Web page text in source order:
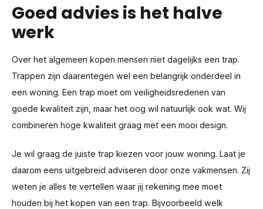
Goed advies is het halve
werk
Over het algemeen kopen mensen niet dagelijks een trap.
Trappen zijn daarentegen wel een belangrijk onderdeel in
een woning. Een trap moet om veiligheidsredenen van
goede kwaliteit zijn, maar het oog wil natuurlijk ook wat. Wij
combineren hoge kwaliteit graag met een mooi design.
Je wil graag de juiste trap kiezen voor jouw woning. Laat je
daarom eens uitgebreid adviseren door onze vakmensen. Zij
weten je alles te vertellen waar jij rekening mee moet
houden bij het kopen van een trap. Bijvoorbeeld welk